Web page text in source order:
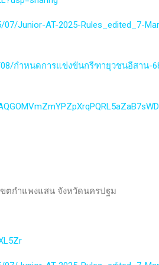
Junior-AT-2025-Rules_edited_7-
กำหนดการแข่งขันกรีฑายุวชนอีสาน-
ตกำแพงแสน จังหวัดนครปฐม